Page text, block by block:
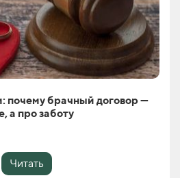
почему брачный договор —
а про заботу
Читать